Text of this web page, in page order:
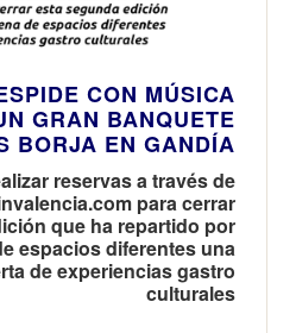
CON MÚSICA
GRAN BANQUETE
BORJA EN GANDÍA
reservas a través de
para cerrar
que ha repartido por
espacios diferentes una
de experiencias gastro
culturales